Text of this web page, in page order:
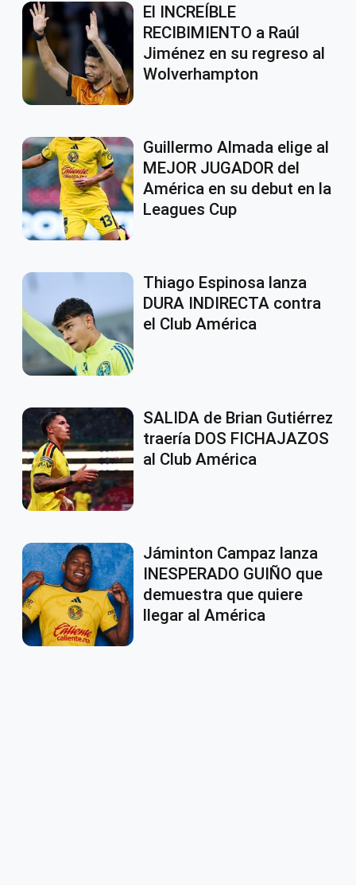
El INCREÍBLE
RECIBIMIENTO a Raúl
Jiménez en su regreso al
Wolverhampton
Guillermo Almada elige al
MEJOR JUGADOR del
América en su debut en la
Leagues Cup
Thiago Espinosa lanza
DURA INDIRECTA contra
el Club América
SALIDA de Brian Gutiérrez
traería DOS FICHAJAZOS
al Club América
Jáminton Campaz lanza
INESPERADO GUIÑO que
demuestra que quiere
llegar al América